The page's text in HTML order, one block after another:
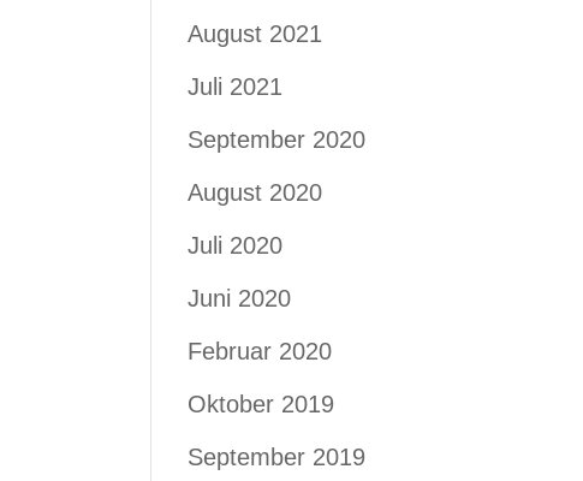
August 2021
Juli 2021
September 2020
August 2020
Juli 2020
Juni 2020
Februar 2020
Oktober 2019
September 2019